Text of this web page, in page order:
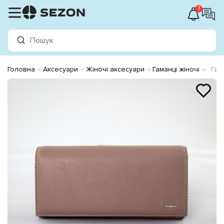
1
Головна Аксесуари Жіночі аксесуари Гаманці жіночі